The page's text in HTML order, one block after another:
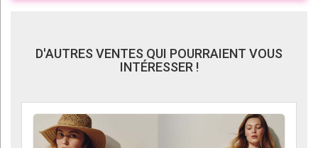
D'AUTRES VENTES QUI POURRAIENT VOUS
INTÉRESSER !